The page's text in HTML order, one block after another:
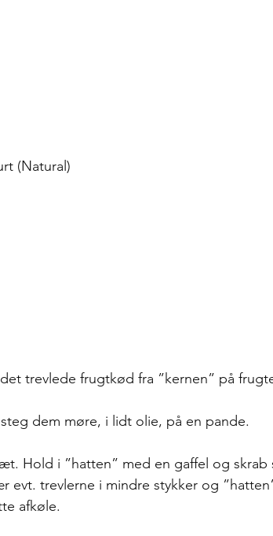
(Natural)
trevlede frugtkød fra ”kernen” på
dem møre, i lidt olie, på en pande.
Hold i ”hatten” med en gaffel og
evt. trevlerne i mindre stykker og
afkøle.